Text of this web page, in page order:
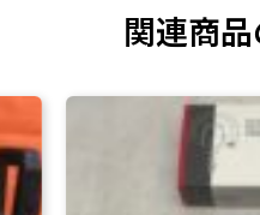
関連商